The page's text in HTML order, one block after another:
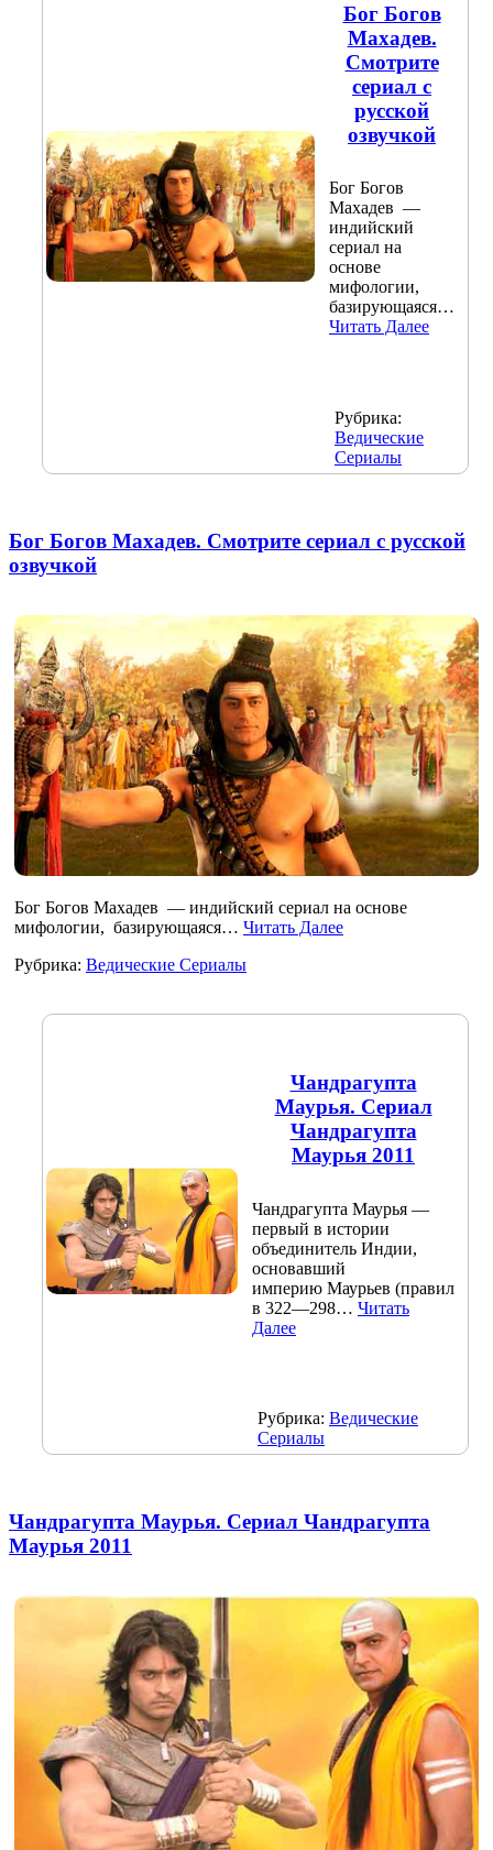
Бог Богов
Махадев.
Смотрите
сериал с
русской
озвучкой
Бог Богов
Махадев —
индийский
сериал на
основе
мифологии,
базирующаяся…
Читать Далее
Рубрика:
Ведические
Сериалы
Бог Богов Махадев. Смотрите сериал с русской
озвучкой
Бог Богов Махадев — индийский сериал на основе
мифологии, базирующаяся… Читать Далее
Рубрика: Ведические Сериалы
Чандрагупта
Маурья. Сериал
Чандрагупта
Маурья 2011
Чандрагупта Маурья —
первый в истории
объединитель Индии,
основавший
империю Маурьев (правил
в 322—298… Читать
Далее
Рубрика: Ведические
Сериалы
Чандрагупта Маурья. Сериал Чандрагупта
Маурья 2011